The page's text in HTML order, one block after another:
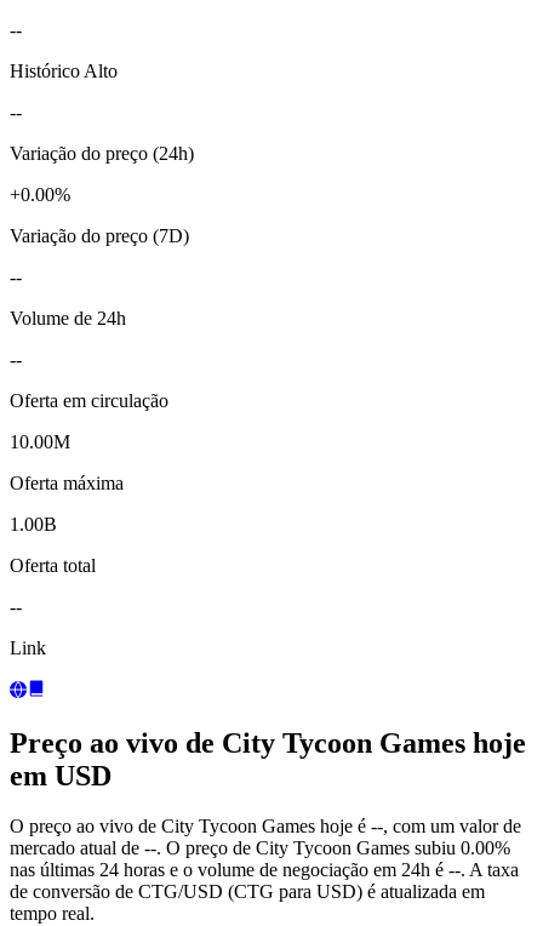
--
Histórico Alto
--
Variação do preço (24h)
+0.00%
Variação do preço (7D)
--
Volume de 24h
--
Oferta em circulação
10.00M
Oferta máxima
1.00B
Oferta total
--
Link
Preço ao vivo de City Tycoon Games hoje
em USD
O preço ao vivo de City Tycoon Games hoje é --, com um valor de
mercado atual de --. O preço de City Tycoon Games subiu 0.00%
nas últimas 24 horas e o volume de negociação em 24h é --. A taxa
de conversão de CTG/USD (CTG para USD) é atualizada em
tempo real.